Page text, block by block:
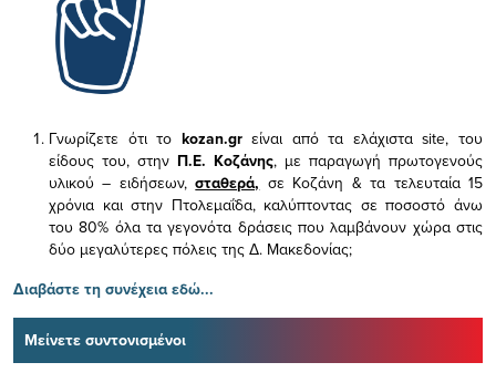
Γνωρίζετε ότι το kozan.gr είναι από τα ελάχισταsite, του
είδους του, στην Π.Ε. Κοζάνης, με παραγωγή πρωτογενούς
υλικού – ειδήσεων,σταθερά, σε Κοζάνη & τα τελευταία 15
χρόνια και στην Πτολεμαΐδα, καλύπτοντας σε ποσοστό άνω
του 80% όλα τα γεγονότα δράσεις που λαμβάνουν χώρα στις
δύο μεγαλύτερες πόλεις της Δ. Μακεδονίας;
Διαβάστε τη συνέχεια εδώ...
Μείνετε συντονισμένοι